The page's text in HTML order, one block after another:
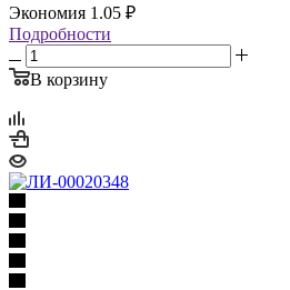
Экономия 1.05 ₽
Подробности
В корзину